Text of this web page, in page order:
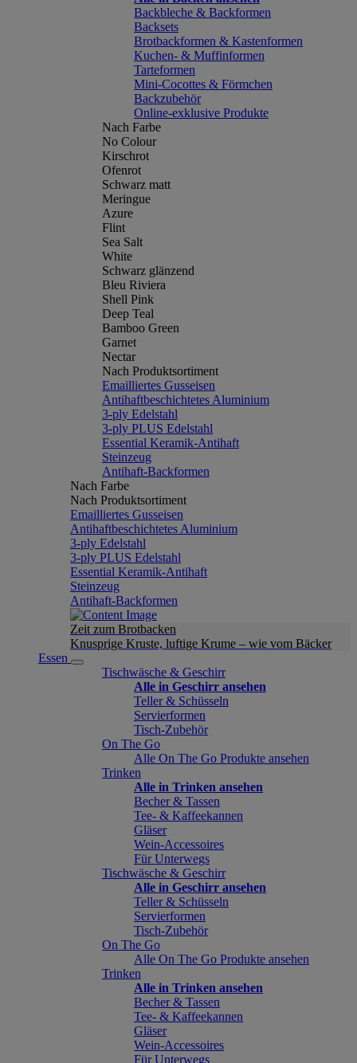
Backbleche & Backformen
Backsets
Brotbackformen & Kastenformen
Kuchen- & Muffinformen
Tarteformen
Mini-Cocottes & Förmchen
Backzubehör
Online-exklusive Produkte
Nach Farbe
No Colour
Kirschrot
Ofenrot
Schwarz matt
Meringue
Azure
Flint
Sea Salt
White
Schwarz glänzend
Bleu Riviera
Shell Pink
Deep Teal
Bamboo Green
Garnet
Nectar
Nach Produktsortiment
Emailliertes Gusseisen
Antihaftbeschichtetes Aluminium
3-ply Edelstahl
3-ply PLUS Edelstahl
Essential Keramik-Antihaft
Steinzeug
Antihaft-Backformen
Nach Farbe
Nach Produktsortiment
Emailliertes Gusseisen
Antihaftbeschichtetes Aluminium
3-ply Edelstahl
3-ply PLUS Edelstahl
Essential Keramik-Antihaft
Steinzeug
Antihaft-Backformen
Zeit zum Brotbacken
Knusprige Kruste, luftige Krume – wie vom Bäcker
Essen
Tischwäsche & Geschirr
Alle in Geschirr ansehen
Teller & Schüsseln
Servierformen
Tisch-Zubehör
On The Go
Alle On The Go Produkte ansehen
Trinken
Alle in Trinken ansehen
Becher & Tassen
Tee- & Kaffeekannen
Gläser
Wein-Accessoires
Für Unterwegs
Tischwäsche & Geschirr
Alle in Geschirr ansehen
Teller & Schüsseln
Servierformen
Tisch-Zubehör
On The Go
Alle On The Go Produkte ansehen
Trinken
Alle in Trinken ansehen
Becher & Tassen
Tee- & Kaffeekannen
Gläser
Wein-Accessoires
Für Unterwegs